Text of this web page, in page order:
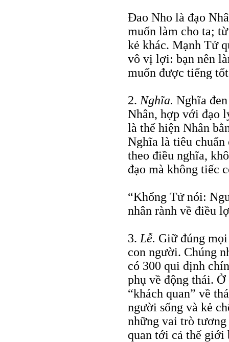
Ðao Nho là đạo
muốn làm cho ta;
kẻ khác. Mạnh Tử
vô vị lợi: bạn nên
muốn được tiếng
2. Nghĩa. Nghĩa
Nhân, hợp với đạo
là thể hiện Nhân
Nghĩa là tiêu chuẩn
theo điều nghĩa,
đạo mà không tiếc
“Khổng Tử nói:
nhân rành về điều
3. Lễ. Giữ đúng
con người. Chúng
có 300 qui định
phụ về động thái.
“khách quan” về
người sống và kẻ
những vai trò
quan tới cả thế giới